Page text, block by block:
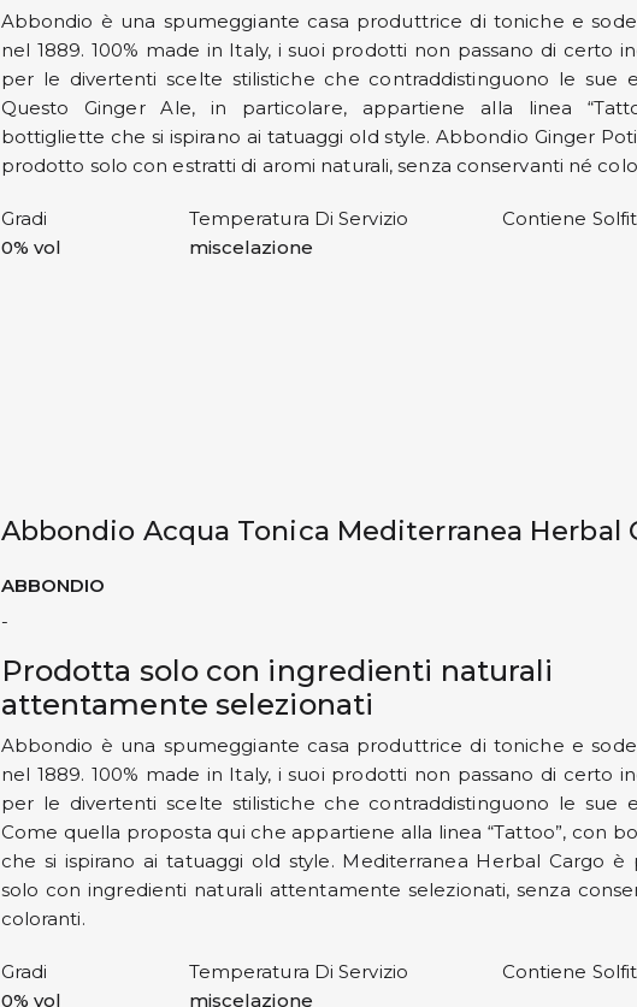
Abbondio è una spumeggiante casa produttrice di toniche e
nel 1889. 100% made in Italy, i suoi prodotti non passano di certo
per le divertenti scelte stilistiche che contraddistinguono le sue
Questo Ginger Ale, in particolare, appartiene alla linea
bottigliette che si ispirano ai tatuaggi old style. Abbondio Ginger
prodotto solo con estratti di aromi naturali, senza conservanti né
Gradi
0% vol
Temperatura Di Servizio
miscelazione
Contiene
Abbondio Acqua Tonica Mediterranea Herbal
ABBONDIO
-
Prodotta solo con ingredienti naturali
attentamente selezionati
Abbondio è una spumeggiante casa produttrice di toniche e
nel 1889. 100% made in Italy, i suoi prodotti non passano di certo
per le divertenti scelte stilistiche che contraddistinguono le sue
Come quella proposta qui che appartiene alla linea “Tattoo”, con
che si ispirano ai tatuaggi old style. Mediterranea Herbal Cargo è
solo con ingredienti naturali attentamente selezionati, senza
coloranti.
Gradi
0% vol
Temperatura Di Servizio
miscelazione
Contiene